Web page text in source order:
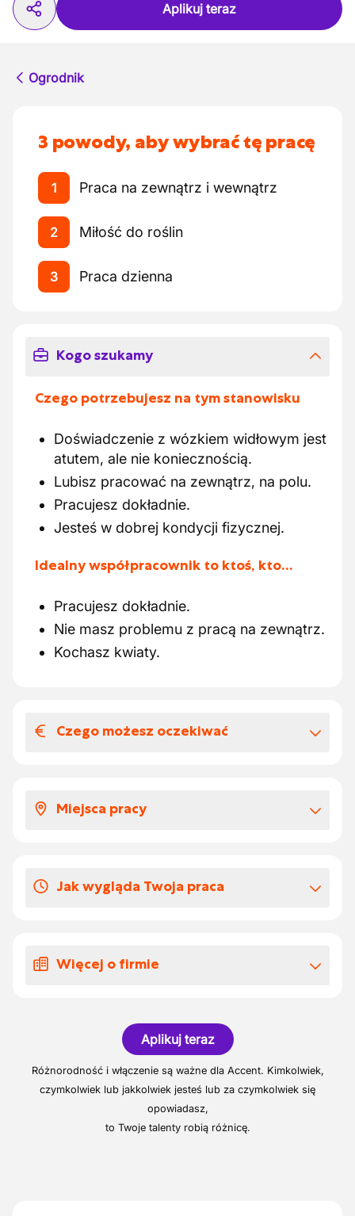
Aplikuj teraz
Ogrodnik
3 powody, aby wybrać tę pracę
1 Praca na zewnątrz i wewnątrz
2 Miłość do roślin
3 Praca dzienna
Kogo szukamy
Czego potrzebujesz na tym stanowisku
Doświadczenie z wózkiem widłowym jest
atutem, ale nie koniecznością.
Lubisz pracować na zewnątrz, na polu.
Pracujesz dokładnie.
Jesteś w dobrej kondycji fizycznej.
Idealny współpracownik to ktoś, kto…
Pracujesz dokładnie.
Nie masz problemu z pracą na zewnątrz.
Kochasz kwiaty.
Czego możesz oczekiwać
Twoje wynagrodzenie wynosi od 12 do 13
Twój urlop jest ustalany wspólnie, zgodnie z
Miejsca pracy
Jak wygląda Twoja praca
Ustawiasz doniczki na polu.
Przygotowujesz zamówienia dla klientów.
Więcej o firmie
Aplikuj teraz
Różnorodność i włączenie są ważne dla Accent. Kimkolwiek,
czymkolwiek lub jakkolwiek jesteś lub za czymkolwiek się
opowiadasz,
to Twoje talenty robią różnicę.